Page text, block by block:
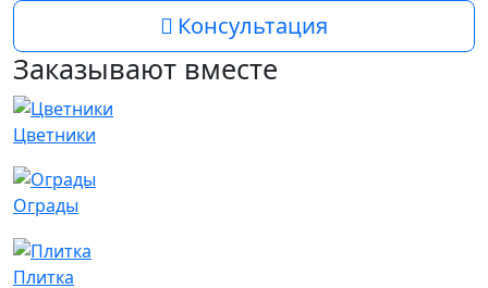
Консультация
Заказывают вместе
Цветники
Ограды
Плитка